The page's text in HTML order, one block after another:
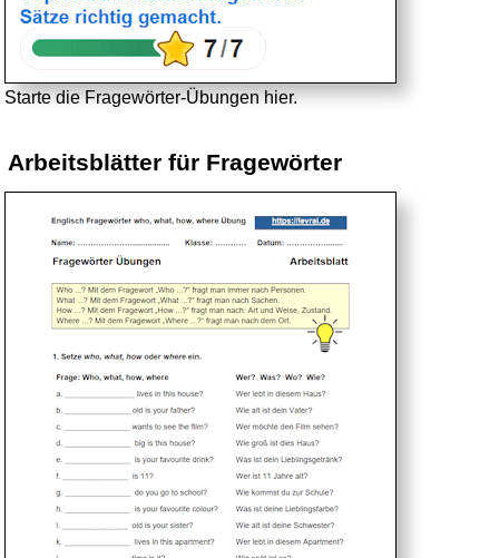
Starte die Fragewörter-Übungen hier.
Arbeitsblätter für Fragewörter